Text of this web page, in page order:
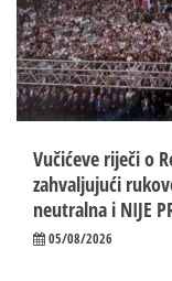
Vučićeve riječi o
zahvaljujući
neutralna i NIJE
05/08/2026